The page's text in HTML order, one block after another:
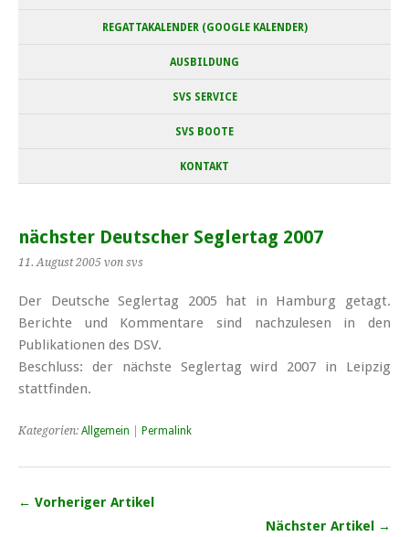
REGATTAKALENDER (GOOGLE KALENDER)
AUSBILDUNG
SVS SERVICE
SVS BOOTE
KONTAKT
nächster Deutscher Seglertag 2007
11. August 2005 von svs
Der Deutsche Seglertag 2005 hat in Hamburg getagt.
Berichte und Kommentare sind nachzulesen in den
Publikationen des DSV.
Beschluss: der nächste Seglertag wird 2007 in Leipzig
stattfinden.
Kategorien: Allgemein Permalink
← Vorheriger Artikel
Nächster Artikel →